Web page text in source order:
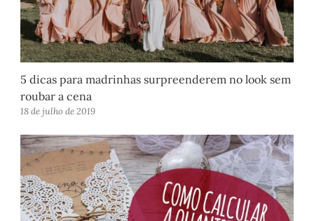
5 dicas para madrinhas surpreenderem no look sem
roubar a cena
18 de julho de 2019